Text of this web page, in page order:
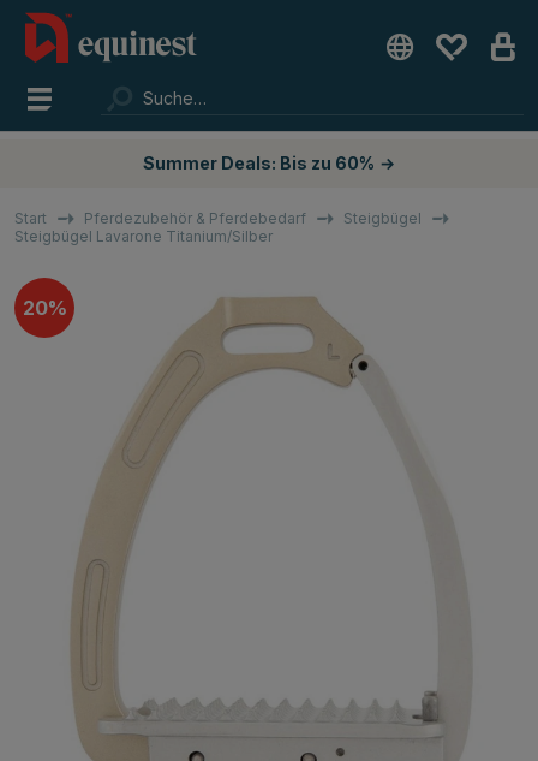
Summer Deals: Bis zu 60% →
Start Pferdezubehör & Pferdebedarf
Steigbügel
Steigbügel Lavarone Titanium/Silber
20